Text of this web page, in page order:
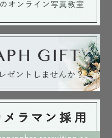
ボーンフォトの講師で
います。
た撮影が得意です❀
様だけでなく
緒に残しています。